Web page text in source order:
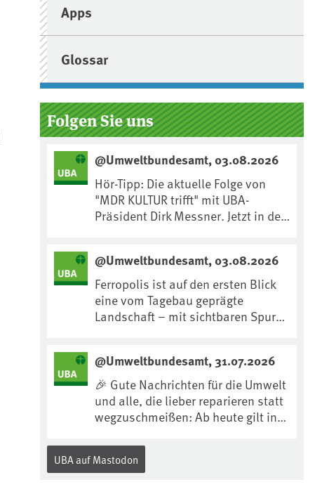
Apps
Glossar
Folgen Sie uns
@Umweltbundesamt, 03.08.2026
Hör-Tipp: Die aktuelle Folge von
"MDR KULTUR trifft" mit UBA-
Präsident Dirk Messner. Jetzt in der
t/trifft/dirk-messner-audio-
100.html
@Umweltbundesamt, 03.08.2026
Ferropolis ist auf den ersten Blick
eine vom Tagebau geprägte
Landschaft – mit sichtbaren Spuren
Boden. Doch diese Landschaft
erzählt mehr als nur ihre
bergbauliche Vergangenheit. Hier
lässt sich beobachten, wie sich aus
Kippenflächen lebendige Böden
entwickeln, Pflanzen Fuß fassen &
neue Lebensräume entstehen....
@Umweltbundesamt, 31.07.2026
🎉 Gute Nachrichten für die Umwelt
und alle, die lieber reparieren statt
wegzuschmeißen: Ab heute gilt in
das „Recht auf
Reparatur“.Demnach müssen
UBA auf Mastodon